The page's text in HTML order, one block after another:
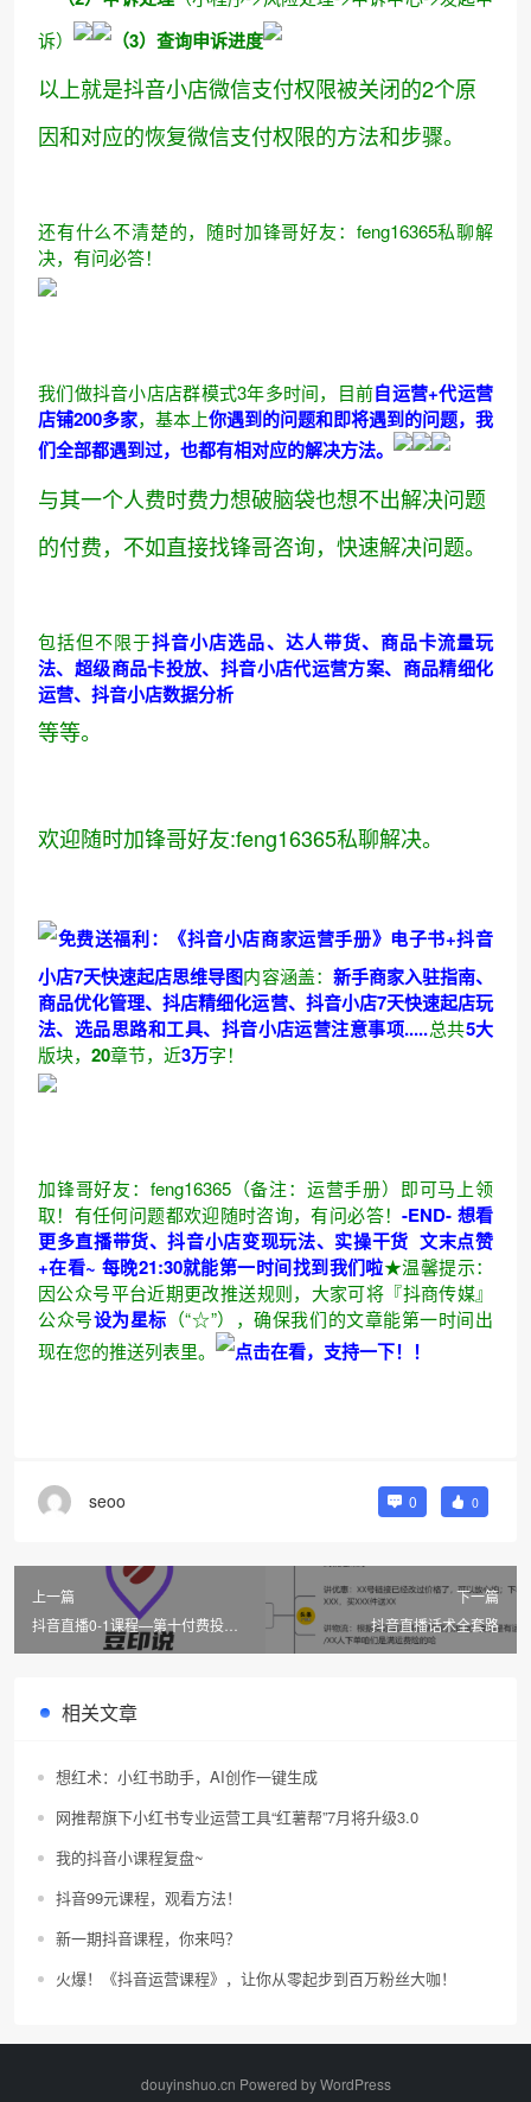
诉）
（3）查询申诉进度
以上就是抖音小店微信支付权限被关闭的2个原
因和对应的恢复微信支付权限的方法和步骤。
还有什么不清楚的，随时加锋哥好友：feng16365私聊解
决，有问必答！
我们做抖音小店店群模式3年多时间，目前自运营+代运营
店铺200多家，基本上你遇到的问题和即将遇到的问题，我
们全部都遇到过，也都有相对应的解决方法。
与其一个人费时费力想破脑袋也想不出解决问题
的付费，不如直接找锋哥咨询，快速解决问题。
包括但不限于抖音小店选品、达人带货、商品卡流量玩
法、超级商品卡投放、抖音小店代运营方案、商品精细化
运营、抖音小店数据分析
等等。
欢迎随时加锋哥好友:feng16365私聊解决。
免费送福利：
《抖音小店商家运营手册》电子书+抖音
小店7天快速起店思维导图内容涵盖： 新手商家入驻指南、
商品优化管理、抖店精细化运营、抖音小店7天快速起店玩
法、 选品思路和工具、抖音小店运营注意事项.....总共5大
版块， 20章节， 近3万字！
加锋哥好友：feng16365（备注：运营手册）即可马上领
取！有任何问题都欢迎随时咨询，有问必答！-END- 想看
更多直播带货、抖音小店变现玩法、实操干货 文末点赞
+在看~ 每晚21:30就能第一时间找到我们啦★温馨提示：
因公众号平台近期更改推送规则，大家可将 『抖商传媒』
公众号设为星标 （“☆”），确保我们的文章能第一时间出
现在您的推送列表里。
点击在看，支持一下！！
seoo 0 0
上一篇
抖音直播0-1课程—第十付费投放
下一篇
抖音直播话术全套路
相关文章
想红术：小红书助手，AI创作一键生成
网推帮旗下小红书专业运营工具“红薯帮”7月将升级3.0
我的抖音小课程复盘~
抖音99元课程，观看方法！
新一期抖音课程，你来吗？
火爆！《抖音运营课程》，让你从零起步到百万粉丝大咖！
douyinshuo.cn Powered byWordPress